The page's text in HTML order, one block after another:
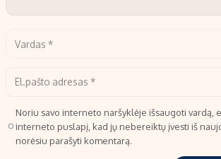
Noriu savo interneto naršyklėje išsaugoti vardą,
interneto puslapį, kad jų nebereiktų įvesti iš
norėsiu parašyti komentarą.